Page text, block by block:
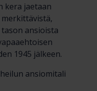
kera jaetaan
ansioista
1945 jälkeen.
ansiomitali